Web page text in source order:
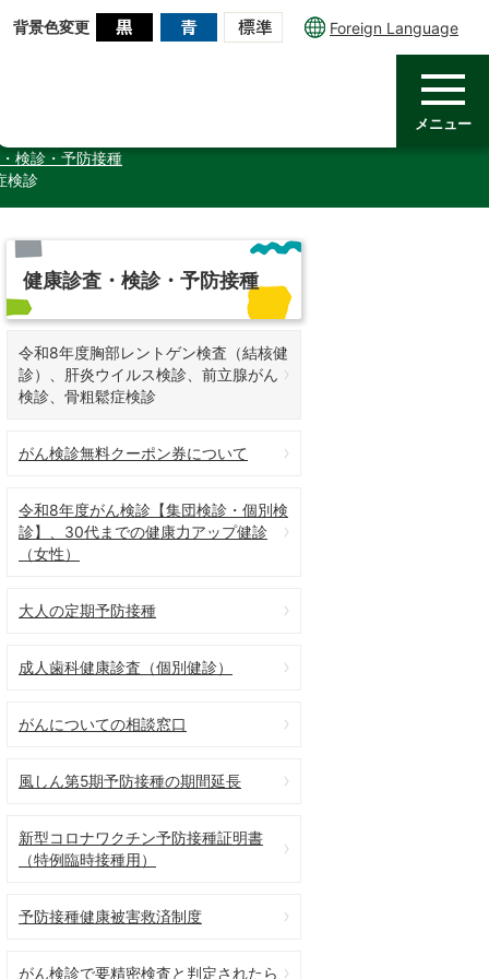
背景色変更 Foreign Language
メニュー
検診・予防接種
検診
健康診査・検診・予防接種
令和8年度胸部レントゲン検査（結核健
診）、肝炎ウイルス検診、前立腺がん
検診、骨粗鬆症検診
がん検診無料クーポン券について
令和8年度がん検診【集団検診・個別検
診】、30代までの健康力アップ健診
（女性）
大人の定期予防接種
成人歯科健康診査（個別健診）
がんについての相談窓口
風しん第5期予防接種の期間延長
新型コロナワクチン予防接種証明書
（特例臨時接種用）
予防接種健康被害救済制度
がん検診で要精密検査と判定されたら